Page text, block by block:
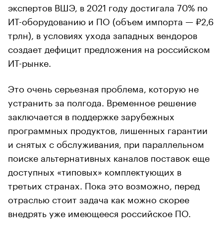
экспертов ВШЭ, в 2021 году достигала 70% по
ИТ-оборудованию и ПО (объем импорта — ₽2,6
трлн), в условиях ухода западных вендоров
создает дефицит предложения на российском
ИТ-рынке.
Это очень серьезная проблема, которую не
устранить за полгода. Временное решение
заключается в поддержке зарубежных
программных продуктов, лишенных гарантии
и снятых с обслуживания, при параллельном
поиске альтернативных каналов поставок еще
доступных «типовых» комплектующих в
третьих странах. Пока это возможно, перед
отраслью стоит задача как можно скорее
внедрять уже имеющееся российское ПО.